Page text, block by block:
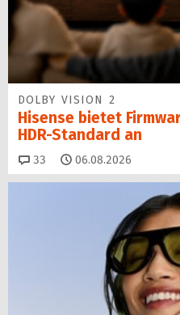
DOLBY VISION 2
Hisense bietet
HDR-Standard an
33 Kommentare
06.08.2026